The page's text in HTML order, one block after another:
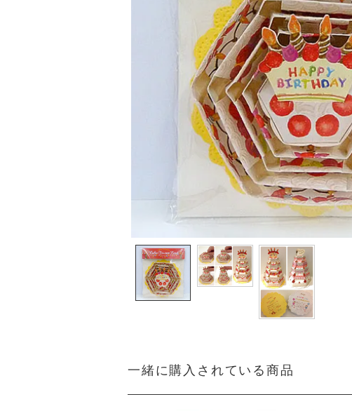
一緒に購入されている商品